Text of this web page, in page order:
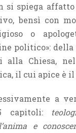
si spiega
bensì con
o
politico»:
alla Chiesa,
il cui apice è il
a
capitoli:
e